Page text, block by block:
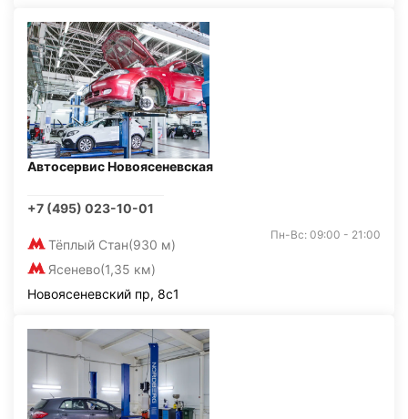
Автосервис Новоясеневская
+7 (495) 023-10-01
Тёплый Стан(930 м)
Ясенево(1,35 км)
Пн-Вс: 09:00 - 21:00
Новоясеневский пр, 8с1